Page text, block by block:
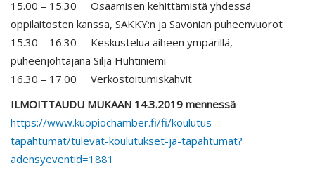
15.00 – 15.30 Osaamisen kehittämistä yhdessä
oppilaitosten kanssa, SAKKY:n ja Savonian puheenvuorot
15.30 – 16.30 Keskustelua aiheen ympärillä,
puheenjohtajana Silja Huhtiniemi
16.30 – 17.00 Verkostoitumiskahvit
ILMOITTAUDU MUKAAN 14.3.2019 mennessä
https://www.kuopiochamber.fi/fi/koulutus-
tapahtumat/tulevat-koulutukset-ja-tapahtumat?
adensyeventid=1881